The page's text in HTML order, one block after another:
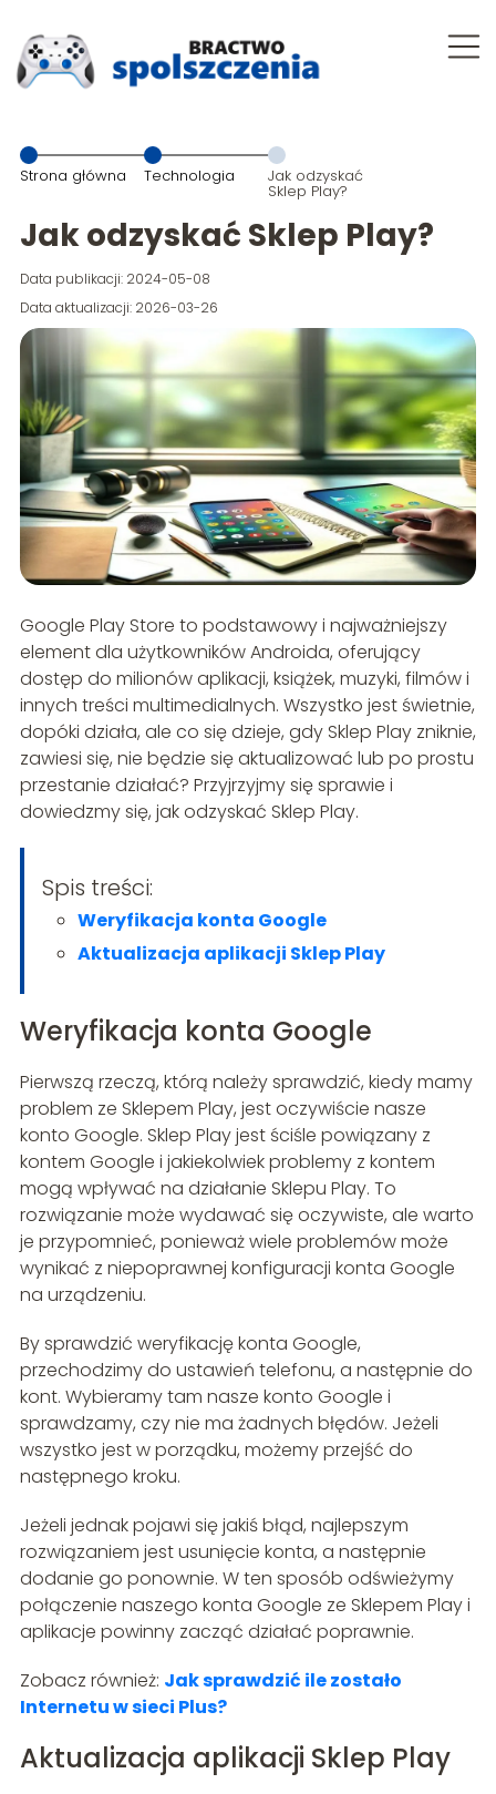
Strona główna Technologia Jak odzyskać
Sklep Play?
Jak odzyskać Sklep Play?
Data publikacji: 2024-05-08
Data aktualizacji: 2026-03-26
Google Play Store to podstawowy i najważniejszy
element dla użytkowników Androida, oferujący
dostęp do milionów aplikacji, książek, muzyki, filmów i
innych treści multimedialnych. Wszystko jest świetnie,
dopóki działa, ale co się dzieje, gdy Sklep Play zniknie,
zawiesi się, nie będzie się aktualizować lub po prostu
przestanie działać? Przyjrzyjmy się sprawie i
dowiedzmy się, jak odzyskać Sklep Play.
Spis treści:
Weryfikacja konta Google
Aktualizacja aplikacji Sklep Play
Weryfikacja konta Google
Pierwszą rzeczą, którą należy sprawdzić, kiedy mamy
problem ze Sklepem Play, jest oczywiście nasze
konto Google. Sklep Play jest ściśle powiązany z
kontem Google i jakiekolwiek problemy z kontem
mogą wpływać na działanie Sklepu Play. To
rozwiązanie może wydawać się oczywiste, ale warto
je przypomnieć, ponieważ wiele problemów może
wynikać z niepoprawnej konfiguracji konta Google
na urządzeniu.
By sprawdzić weryfikację konta Google,
przechodzimy do ustawień telefonu, a następnie do
kont. Wybieramy tam nasze konto Google i
sprawdzamy, czy nie ma żadnych błędów. Jeżeli
wszystko jest w porządku, możemy przejść do
następnego kroku.
Jeżeli jednak pojawi się jakiś błąd, najlepszym
rozwiązaniem jest usunięcie konta, a następnie
dodanie go ponownie. W ten sposób odświeżymy
połączenie naszego konta Google ze Sklepem Play i
aplikacje powinny zacząć działać poprawnie.
Zobacz również: Jak sprawdzić ile zostało
Internetu w sieci Plus?
Aktualizacja aplikacji Sklep Play